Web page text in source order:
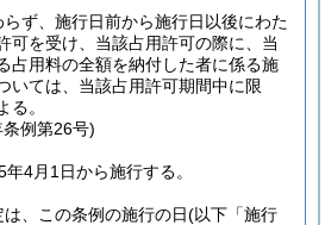
ず、施行日前から施行日以後にわた
可を受け、当該占用許可の際に、当
占用料の全額を納付した者に係る施
いては、当該占用許可期間中に限
る。
条例第26号)
4月1日から施行する。
、この条例の施行の日(以下「施行